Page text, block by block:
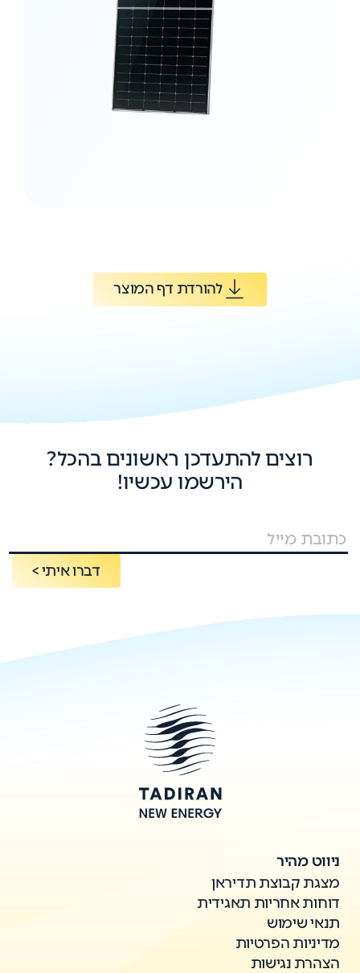
להורדת דף המוצר
רוצים להתעדכן ראשונים בהכל?
הירשמו עכשיו!
דברו איתי >
ניווט מהיר
מצגת קבוצת תדיראן
דוחות אחריות תאגידית
תנאי שימוש
מדיניות הפרטיות
הצהרת נגישות